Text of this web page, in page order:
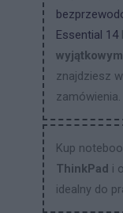
Essential 14
znajdziesz
zamówienia.
Kup
ThinkPad i
idealny do